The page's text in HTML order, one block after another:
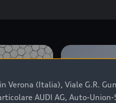
Verona (Italia), Viale G.R.
AUDI AG, Auto-